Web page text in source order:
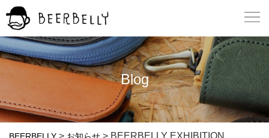
Blog
> > BEERBELLY EXHIBITION